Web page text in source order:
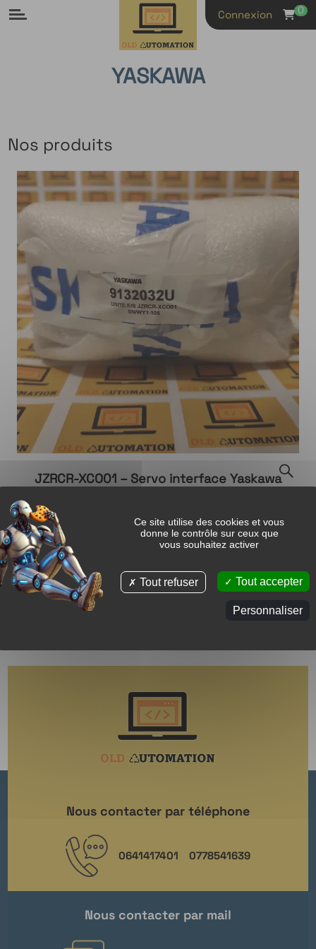
Panneau de gestion des cookies
Ce site utilise des cookies et vous
donne le contrôle sur ceux que
vous souhaitez activer
Tout accepter
Tout refuser
Personnaliser
Connexion 0
YASKAWA
Nos produits
JZRCR-XCO01 – Servo interface Yaskawa
Nous contacter par téléphone
0641417401 0778541639
Nous contacter par mail